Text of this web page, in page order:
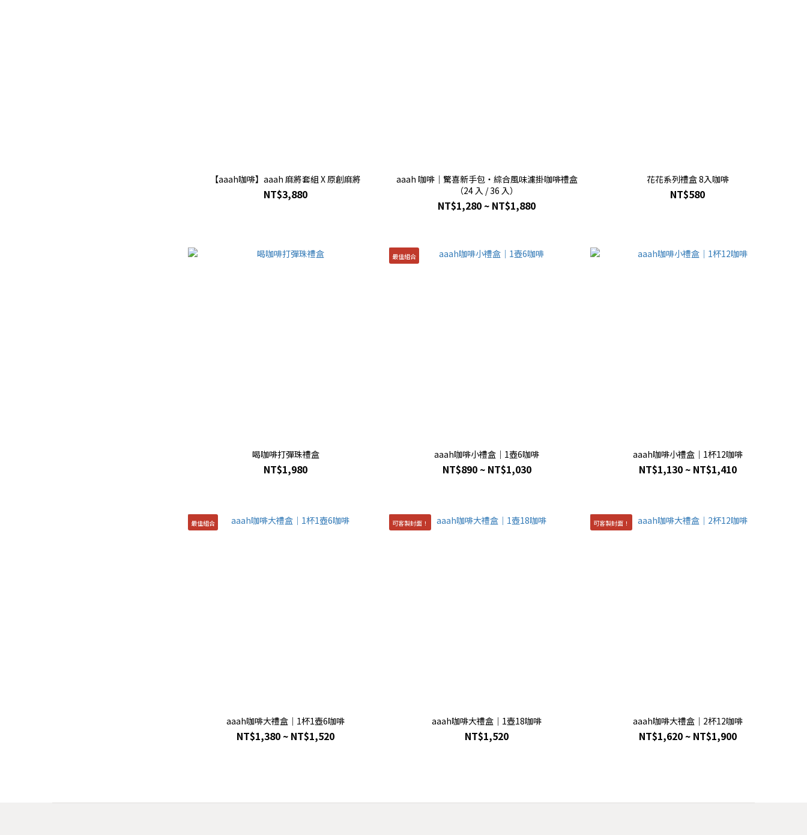
【aaah咖啡】aaah 麻將套組 X 原創麻將
NT$3,880
aaah 咖啡｜驚喜新手包・綜合風味濾掛咖啡禮盒
（24 入 / 36 入）
NT$1,280 ~ NT$1,880
花花系列禮盒 8入咖啡
NT$580
喝咖啡打彈珠禮盒
NT$1,980
最佳組合
aaah咖啡小禮盒｜1壺6咖啡
NT$890 ~ NT$1,030
aaah咖啡小禮盒｜1杯12咖啡
NT$1,130 ~ NT$1,410
最佳組合
aaah咖啡大禮盒｜1杯1壺6咖啡
NT$1,380 ~ NT$1,520
可客製封面！
aaah咖啡大禮盒｜1壺18咖啡
NT$1,520
可客製封面！
aaah咖啡大禮盒｜2杯12咖啡
NT$1,620 ~ NT$1,900